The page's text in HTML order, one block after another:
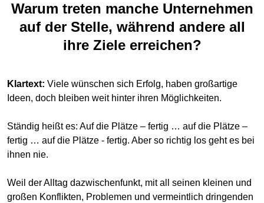
Warum treten manche Unternehmen
auf der Stelle, während andere all
ihre Ziele erreichen?
Klartext: Viele wünschen sich Erfolg, haben großartige
Ideen, doch bleiben weit hinter ihren Möglichkeiten.
Ständig heißt es: Auf die Plätze – fertig … auf die Plätze –
fertig … auf die Plätze - fertig. Aber so richtig los geht es bei
ihnen nie.
Weil der Alltag dazwischenfunkt, mit all seinen kleinen und
großen Konflikten, Problemen und vermeintlich dringenden